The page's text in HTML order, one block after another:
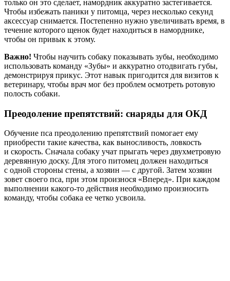
только он это сделает, намордник аккуратно застегивается.
Чтобы избежать паники у питомца, через несколько секунд
аксессуар снимается. Постепенно нужно увеличивать время, в
течение которого щенок будет находиться в наморднике,
чтобы он привык к этому.
Важно! Чтобы научить собаку показывать зубы, необходимо
использовать команду «Зубы» и аккуратно отодвигать губы,
демонстрируя прикус. Этот навык пригодится для визитов к
ветеринару, чтобы врач мог без проблем осмотреть ротовую
полость собаки.
Преодоление препятствий: снаряды для ОКД
Обучение пса преодолению препятствий помогает ему
приобрести такие качества, как выносливость, ловкость
и скорость. Сначала собаку учат прыгать через двухметровую
деревянную доску. Для этого питомец должен находиться
с одной стороны стены, а хозяин — с другой. Затем хозяин
зовет своего пса, при этом произнося «Вперед». При каждом
выполнении какого-то действия необходимо произносить
команду, чтобы собака ее четко усвоила.